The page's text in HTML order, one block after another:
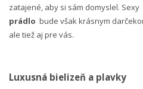
zatajené, aby si sám domyslel. Sexy
prádlo bude však krásnym
ale tiež aj pre vás.
Luxusná bielizeň a plavky